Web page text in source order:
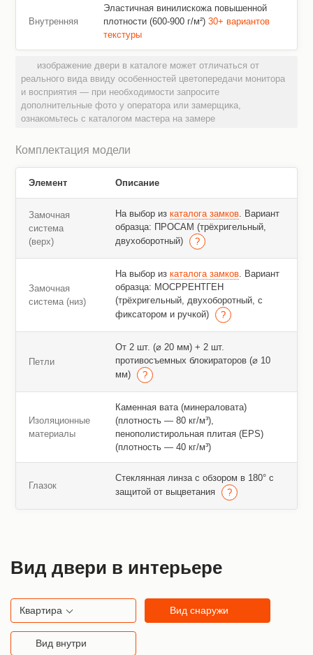
Внутренняя
Эластичная винилискожа повышенной
плотности (600-900 г/м²) 30+ вариантов
текстуры
изображение двери в каталоге может отличаться от
реального вида ввиду особенностей цветопередачи монитора
и восприятия — при необходимости запросите
дополнительные фото у оператора или замерщика,
ознакомьтесь с каталогом мастера на замере
Комплектация модели
Элемент Описание
Замочная
система
(верх)
На выбор из каталога замков. Вариант
образца: ПРОСАМ (трёхригельный,
двухоборотный)
Замочная
система (низ)
На выбор из каталога замков. Вариант
образца: МОСРРЕНТГЕН
(трёхригельный, двухоборотный, с
фиксатором и ручкой)
Петли
От 2 шт. (⌀ 20 мм) + 2 шт.
противосъемных блокираторов (⌀ 10
мм)
Изоляционные
материалы
Каменная вата (минераловата)
(плотность — 80 кг/м³),
пенополистирольная плитая (EPS)
(плотность — 40 кг/м³)
Глазок
Стеклянная линза с обзором в 180° с
защитой от выцветания
Вид двери в интерьере
Квартира Вид снаружи
Вид внутри